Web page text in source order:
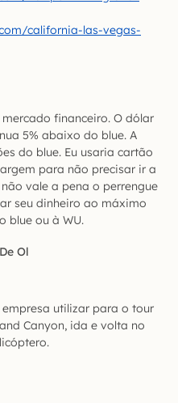
california-las-vegas-
financeiro. O dólar
5% abaixo do blue. A
do blue. Eu usaria cartão
para não precisar ir a
vale a pena o perrengue
seu dinheiro ao máximo
blue ou à WU.
Ol
utilizar para o tour
Canyon, ida e volta no